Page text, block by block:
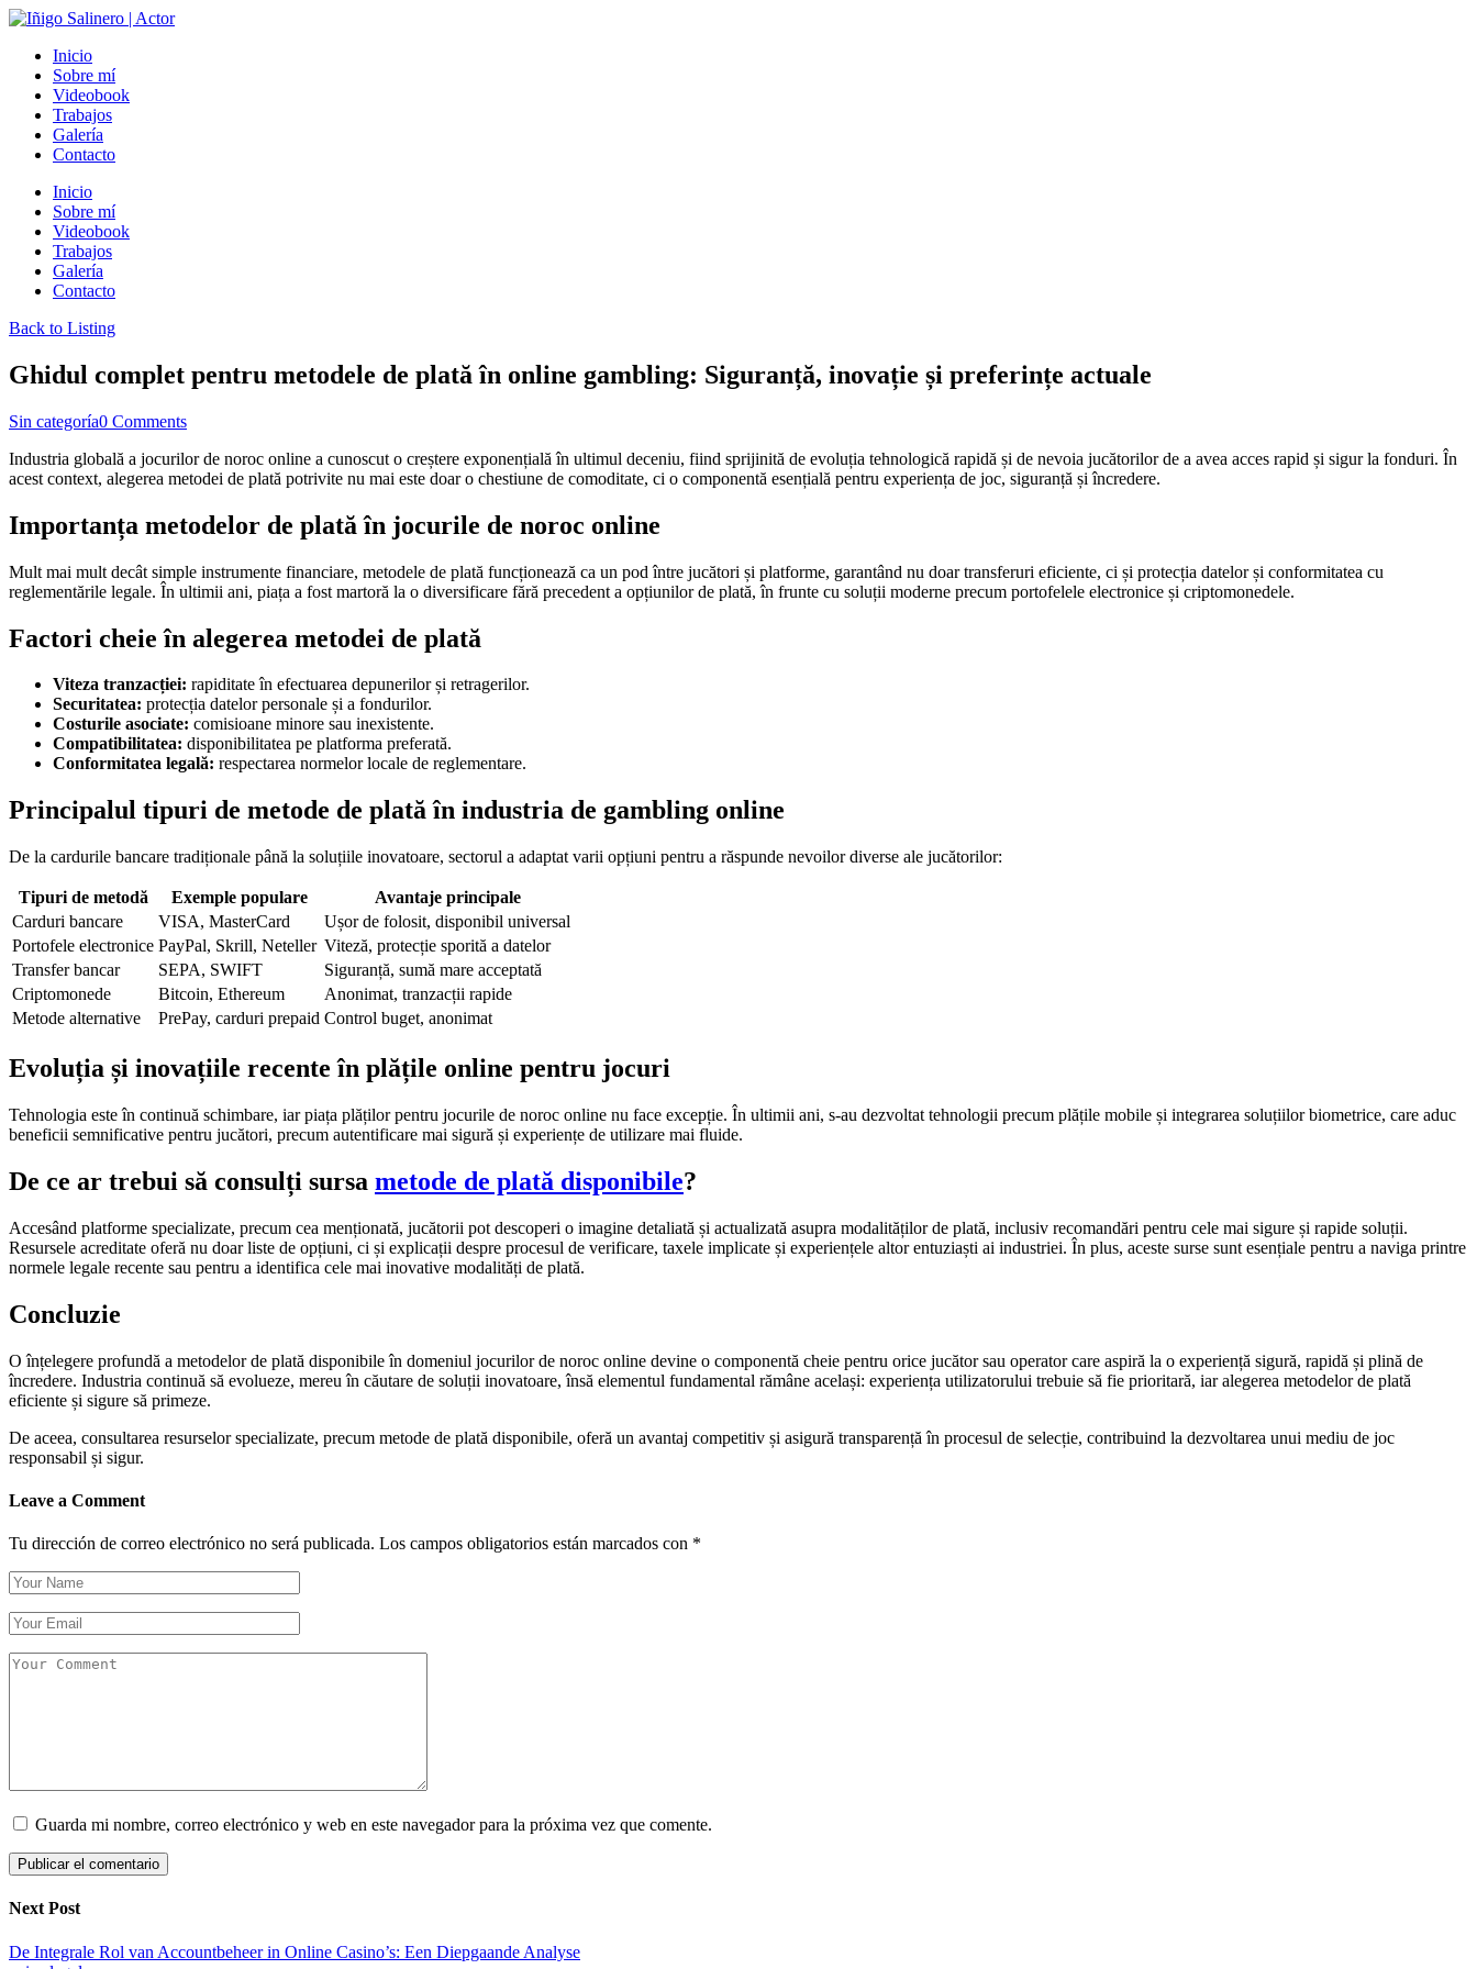
Inicio
Sobre mí
Videobook
Trabajos
Galería
Contacto
Inicio
Sobre mí
Videobook
Trabajos
Galería
Contacto
Back to Listing
Ghidul complet pentru metodele de plată în online gambling: Siguranță, inovație și preferințe actuale
Sin categoría0 Comments
Industria globală a jocurilor de noroc online a cunoscut o creștere exponențială în ultimul deceniu, fiind sprijinită de evoluția tehnologică rapidă și de nevoia jucătorilor de a avea acces rapid și sigur la fonduri. În
acest context, alegerea metodei de plată potrivite nu mai este doar o chestiune de comoditate, ci o componentă esențială pentru experiența de joc, siguranță și încredere.
Importanța metodelor de plată în jocurile de noroc online
Mult mai mult decât simple instrumente financiare, metodele de plată funcționează ca un pod între jucători și platforme, garantând nu doar transferuri eficiente, ci și protecția datelor și conformitatea cu
reglementările legale. În ultimii ani, piața a fost martoră la o diversificare fără precedent a opțiunilor de plată, în frunte cu soluții moderne precum portofelele electronice și criptomonedele.
Factori cheie în alegerea metodei de plată
Viteza tranzacției: rapiditate în efectuarea depunerilor și retragerilor.
Securitatea: protecția datelor personale și a fondurilor.
Costurile asociate: comisioane minore sau inexistente.
Compatibilitatea: disponibilitatea pe platforma preferată.
Conformitatea legală: respectarea normelor locale de reglementare.
Principalul tipuri de metode de plată în industria de gambling online
De la cardurile bancare tradiționale până la soluțiile inovatoare, sectorul a adaptat varii opțiuni pentru a răspunde nevoilor diverse ale jucătorilor:
Tipuri de metodă Exemple populare
Avantaje principale
Carduri bancare
VISA, MasterCard
Ușor de folosit, disponibil universal
Portofele electronice PayPal, Skrill, Neteller Viteză, protecție sporită a datelor
Transfer bancar
SEPA, SWIFT
Siguranță, sumă mare acceptată
Criptomonede
Bitcoin, Ethereum
Anonimat, tranzacții rapide
Metode alternative
PrePay, carduri prepaid Control buget, anonimat
Evoluția și inovațiile recente în plățile online pentru jocuri
Tehnologia este în continuă schimbare, iar piața plăților pentru jocurile de noroc online nu face excepție. În ultimii ani, s-au dezvoltat tehnologii precum plățile mobile și integrarea soluțiilor biometrice, care aduc
beneficii semnificative pentru jucători, precum autentificare mai sigură și experiențe de utilizare mai fluide.
De ce ar trebui să consulți sursa metode de plată disponibile?
Accesând platforme specializate, precum cea menționată, jucătorii pot descoperi o imagine detaliată și actualizată asupra modalităților de plată, inclusiv recomandări pentru cele mai sigure și rapide soluții.
Resursele acreditate oferă nu doar liste de opțiuni, ci și explicații despre procesul de verificare, taxele implicate și experiențele altor entuziaști ai industriei. În plus, aceste surse sunt esențiale pentru a naviga printre
normele legale recente sau pentru a identifica cele mai inovative modalități de plată.
Concluzie
O înțelegere profundă a metodelor de plată disponibile în domeniul jocurilor de noroc online devine o componentă cheie pentru orice jucător sau operator care aspiră la o experiență sigură, rapidă și plină de
încredere. Industria continuă să evolueze, mereu în căutare de soluții inovatoare, însă elementul fundamental rămâne același: experiența utilizatorului trebuie să fie prioritară, iar alegerea metodelor de plată
eficiente și sigure să primeze.
De aceea, consultarea resurselor specializate, precum metode de plată disponibile, oferă un avantaj competitiv și asigură transparență în procesul de selecție, contribuind la dezvoltarea unui mediu de joc
responsabil și sigur.
Leave a Comment
Tu dirección de correo electrónico no será publicada. Los campos obligatorios están marcados con *
Guarda mi nombre, correo electrónico y web en este navegador para la próxima vez que comente.
Next Post
De Integrale Rol van Accountbeheer in Online Casino’s: Een Diepgaande Analyse